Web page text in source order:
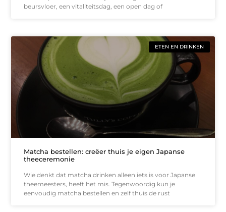
beursvloer, een vitaliteitsdag, een open dag of
ETEN EN DRINKEN
Matcha bestellen: creëer thuis je eigen Japanse
theeceremonie
Wie denkt dat matcha drinken alleen iets is voor Japanse
theemeesters, heeft het mis. Tegenwoordig kun je
eenvoudig matcha bestellen en zelf thuis de rust